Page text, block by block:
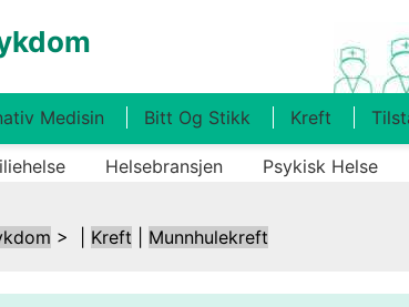
Medisin Bitt Og Stikk Kreft
Helsebransjen Psykisk Helse
> | Kreft Munnhulekreft